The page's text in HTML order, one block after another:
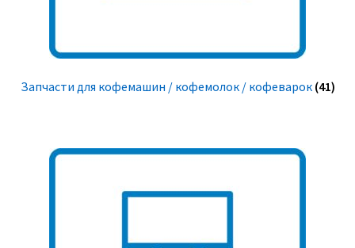
Запчасти для кофемашин / кофемолок / кофеварок (41)